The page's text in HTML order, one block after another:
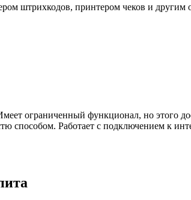
штрихкодов, принтером чеков и
ограниченный функционал, но этого
Работает с подключением к